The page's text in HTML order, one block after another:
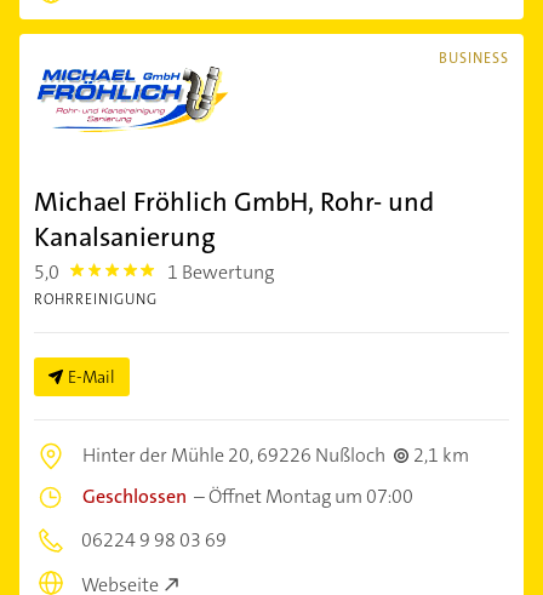
BUSINESS
Michael Fröhlich GmbH, Rohr- und
Kanalsanierung
5,0 5.0 1 Bewertung
ROHRREINIGUNG
E-Mail
Hinter der Mühle 20,69226 Nußloch
2,1 km
Geschlossen –Öffnet Montag um 07:00
06224 9 98 03 69
Webseite